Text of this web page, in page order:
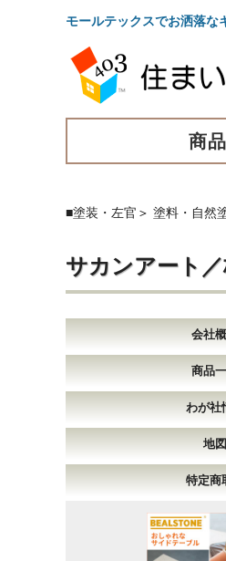
モールテックスでお洒落
商
■塗装・左官 ＞ 塗料・自然
サカンアート
会社
商品
わが社
地図
特定商